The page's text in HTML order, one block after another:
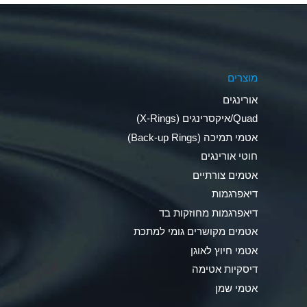
Ammonia Anhydrous
Ammonia Gas (hot)
Ammonium Carbonate (Aqueous)
Ammonium Chloride (Aqueous)
Ammonium Hydroxide (conc.)
Ammonium Nitrate (Aqueous)
Ammonium Nitrite (Aqueous)
מוצרים
אורינגים
Quad/איקסרינגים (X-Rings)
אטמי תמיכה (Back-up Rings)
חוטי אורינגים
אטמים צורתיים
דיאפרגמות
דיאפרגמות מחוזקות בד
אטמים מקושרים גומי למתכת
אטמי חיוץ לאוגן
דיסקיות אטימה
אטמי שמן